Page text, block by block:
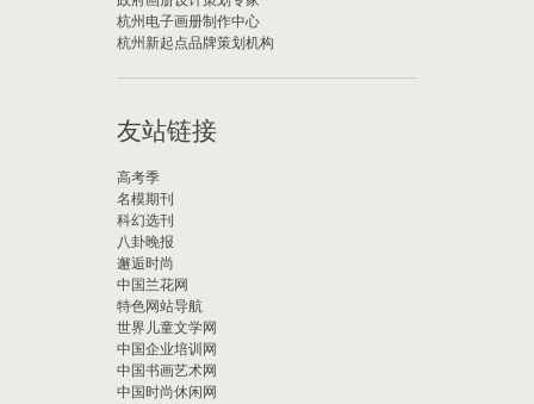
杭州电子画册制作中心
杭州新起点品牌策划机构
友站链接
高考季
名模期刊
科幻选刊
八卦晚报
邂逅时尚
中国兰花网
特色网站导航
世界儿童文学网
中国企业培训网
中国书画艺术网
中国时尚休闲网